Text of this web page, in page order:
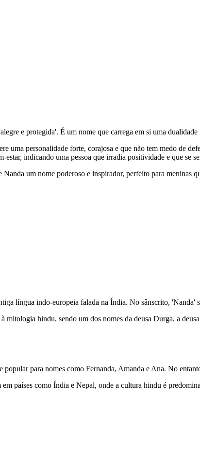
e protegida'. É um nome que carrega em si uma
uma personalidade forte, corajosa e que não tem medo de
estar, indicando uma pessoa que irradia positividade e que se
um nome poderoso e inspirador, perfeito para meninas
língua indo-europeia falada na Índia. No sânscrito, 'Nanda'
mitologia hindu, sendo um dos nomes da deusa Durga, a
popular para nomes como Fernanda, Amanda e Ana. No
países como Índia e Nepal, onde a cultura hindu é